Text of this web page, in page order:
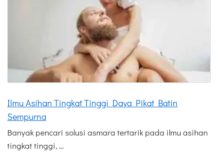
Ilmu Asihan Tingkat Tinggi Daya Pikat Batin
Sempurna
Banyak pencari solusi asmara tertarik pada ilmu asihan
tingkat tinggi, …